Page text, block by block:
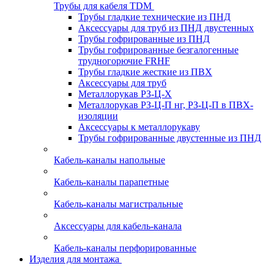
Трубы для кабеля TDM
Трубы гладкие технические из ПНД
Аксессуары для труб из ПНД двустенных
Трубы гофрированные из ПНД
Трубы гофрированные безгалогенные
трудногорючие FRHF
Трубы гладкие жесткие из ПВХ
Аксессуары для труб
Металлорукав РЗ-Ц-Х
Металлорукав РЗ-Ц-П нг, РЗ-Ц-П в ПВХ-
изоляции
Аксессуары к металлорукаву
Трубы гофрированные двустенные из ПНД
Кабель-каналы напольные
Кабель-каналы парапетные
Кабель-каналы магистральные
Аксессуары для кабель-канала
Кабель-каналы перфорированные
Изделия для монтажа